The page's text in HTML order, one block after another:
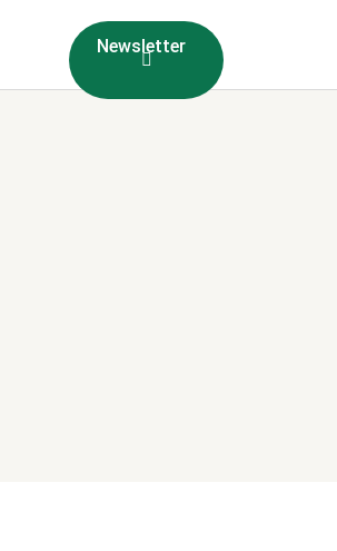
Newsletter